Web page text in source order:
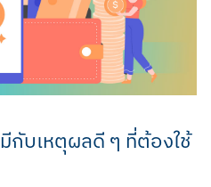
กับเหตุผลดี ๆ ที่ต้องใช้